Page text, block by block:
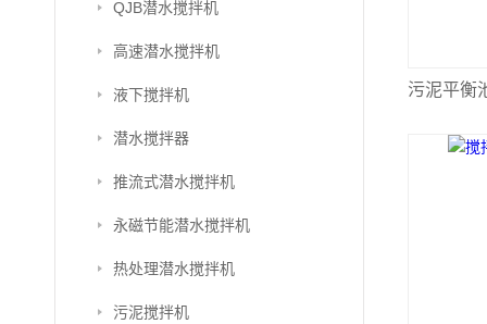
QJB潜水搅拌机
高速潜水搅拌机
液下搅拌机
潜水搅拌器
推流式潜水搅拌机
永磁节能潜水搅拌机
热处理潜水搅拌机
污泥搅拌机
污泥平衡